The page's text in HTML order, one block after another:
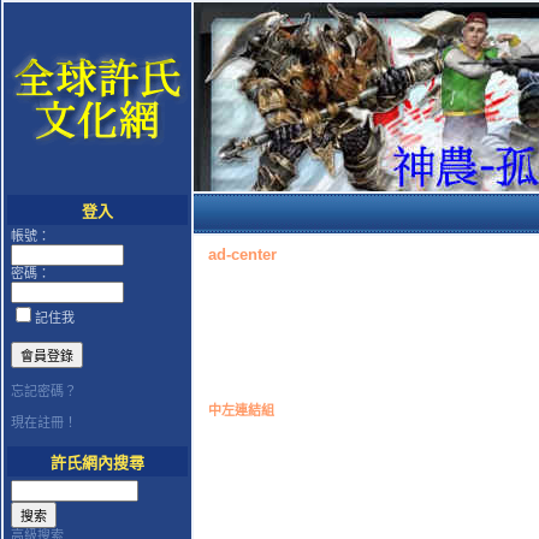
登入
帳號：
密碼：
記住我
忘記密碼？
現在註冊！
許氏網內搜尋
高級搜索
ad-center
中左連結組